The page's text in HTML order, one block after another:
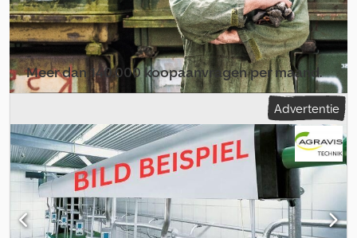
Meer dan 140.000 koopaanvragen per maand.
Advertentie